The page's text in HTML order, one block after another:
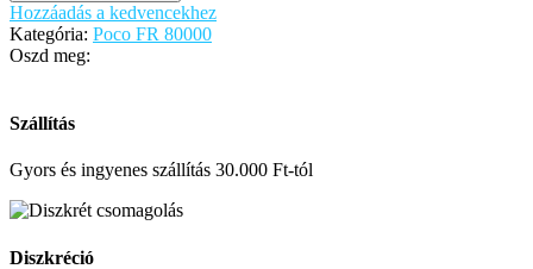
Hozzáadás a kedvencekhez
Kategória: Poco FR 80000
Oszd meg:
Szállítás
Gyors és ingyenes szállítás 30.000 Ft-tól
Diszkréció